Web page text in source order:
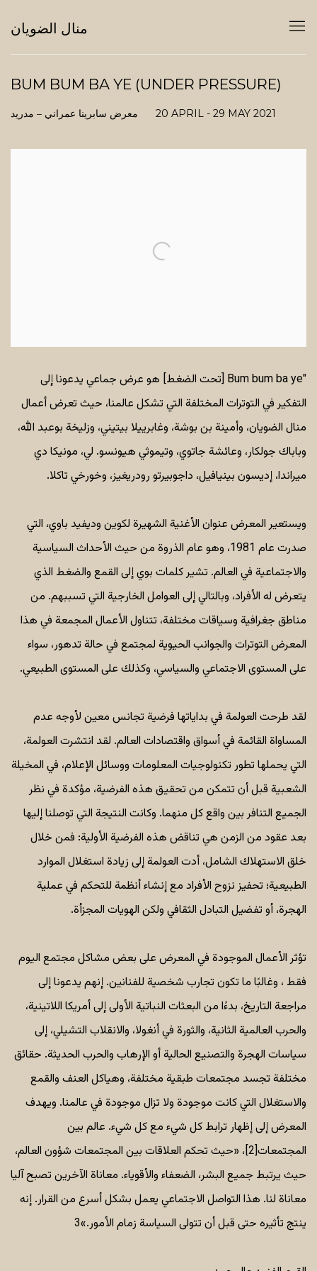
منال الضويان
BUM BUM BA YE (UNDER PRESSURE)
معرض سابرينا عمراني – مدريد 20 APRIL - 29 MAY 2021
"Bum bum ba ye [تحت الضغط] هو عرض جماعي يدعونا إلى
التفكير في التوترات المختلفة التي تشكل عالمنا، حيث تعرض أعمال
منال الضويان، وأمينة بن بوشة، وغابرييلا بيتيني، وزليخة بوعبد الله،
وباباك جولكار، وعائشة جاتوي، وتيموثي هيونسو. لي، مونيكا دي
ميراندا، إديسون بينيافيل، داجوبيرتو رودريغيز، وخورخي تاكلا.
ويستعير المعرض عنوان الأغنية الشهيرة لكوين وديفيد باوي، التي
صدرت عام 1981، وهو عام الذروة من حيث الأحداث السياسية
والاجتماعية في العالم. تشير كلمات بوي إلى القمع والضغط الذي
يتعرض له الأفراد، وبالتالي إلى العوامل الخارجية التي تسببهم. من
مناطق جغرافية وسياقات مختلفة، تتناول الأعمال المجمعة في هذا
المعرض التوترات والجوانب الحيوية لمجتمع في حالة تدهور، سواء
على المستوى الاجتماعي والسياسي، وكذلك على المستوى الطبيعي.
لقد طرحت العولمة في بداياتها فرضية تجانس معين لأوجه عدم
المساواة القائمة في أسواق واقتصادات العالم. لقد انتشرت العولمة،
التي يحملها تطور تكنولوجيات المعلومات ووسائل الإعلام، في المخيلة
الشعبية قبل أن تتمكن من تحقيق هذه الفرضية، مؤكدة في نظر
الجميع التنافر بين واقع كل منهما. وكانت النتيجة التي توصلنا إليها
بعد عقود من الزمن هي تناقض هذه الفرضية الأولية: فمن خلال
خلق الاستهلاك الشامل، أدت العولمة إلى زيادة استغلال الموارد
الطبيعية؛ تحفيز نزوح الأفراد مع إنشاء أنظمة للتحكم في عملية
الهجرة، أو تفضيل التبادل الثقافي ولكن الهويات المجزأة.
تؤثر الأعمال الموجودة في المعرض على بعض مشاكل مجتمع اليوم
فقط ، وغالبًا ما تكون تجارب شخصية للفنانين. إنهم يدعونا إلى
مراجعة التاريخ، بدءًا من البعثات النباتية الأولى إلى أمريكا اللاتينية،
والحرب العالمية الثانية، والثورة في أنغولا، والانقلاب التشيلي، إلى
سياسات الهجرة والتصنيع الحالية أو الإرهاب والحرب الحديثة. حقائق
مختلفة تجسد مجتمعات طبقية مختلفة، وهياكل العنف والقمع
والاستغلال التي كانت موجودة ولا تزال موجودة في عالمنا. ويهدف
المعرض إلى إظهار ترابط كل شيء مع كل شيء. عالم بين
المجتمعات[2]، «حيث تحكم العلاقات بين المجتمعات شؤون العالم،
حيث يرتبط جميع البشر، الضعفاء والأقوياء. معاناة الآخرين تصبح آليا
معاناة لنا. هذا التواصل الاجتماعي يعمل بشكل أسرع من القرار. إنه
ينتج تأثيره حتى قبل أن تتولى السياسة زمام الأمور.»3